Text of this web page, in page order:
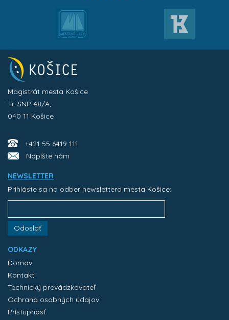
Magistrát mesta Košice
Tr. SNP 48/A,
040 11 Košice
+421 55 6419 111
Napíšte nám
NEWSLETTER
Prihláste sa na odber newslettera mesta Košice:
Odoslať
ODKAZY
Domov
Kontakt
Technický prevádzkovateľ
Ochrana osobných údajov
Prístupnosť